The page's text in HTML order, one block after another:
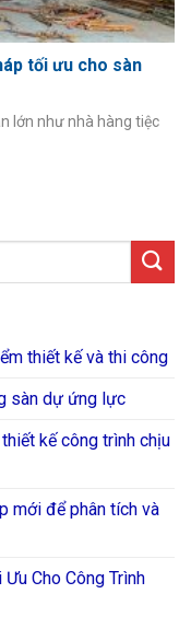
tối ưu cho sàn
lớn như nhà hàng tiệc
thiết kế và thi công
sàn dự ứng lực
kế công trình chịu
mới để phân tích và
Cho Công Trình